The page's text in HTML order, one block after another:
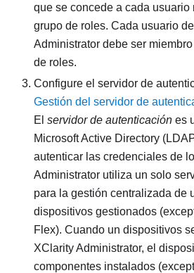
que se concede a cada usuario
grupo de roles. Cada usuario de
Administrator debe ser
de roles.
Configure el servidor de
Gestión del servidor de
El servidor de autenticación es
Microsoft Active Directory
autenticar las credenciales de
Administrator utiliza un solo
para la gestión centralizada de
dispositivos gestionados
Flex). Cuando un dispositivos
XClarity Administrator, el
componentes instalados